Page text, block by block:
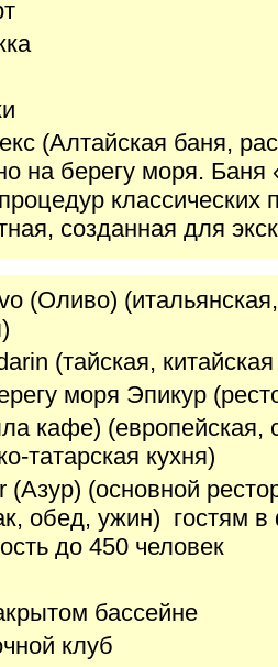
(Алтайская баня,
на берегу моря.
классических
созданная для
(Оливо)
(тайская,
моря Эпикур
кафе) (европейская,
татарская кухня)
(Азур) (основной
обед, ужин) гостям
до 450 человек
бассейне
клуб